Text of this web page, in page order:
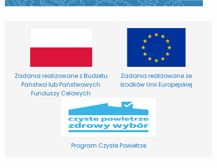
Zadania realizowane z Budżetu
Państwa lub Państwowych
Funduszy Celowych
Zadania realizowane ze
środków Unii Europejskiej
Program Czyste Powietrze